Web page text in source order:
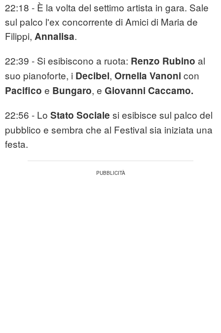
22:18 - È la volta del settimo artista in gara. Sale
sul palco l'ex concorrente di Amici di Maria de
Filippi, Annalisa.
22:39 - Si esibiscono a ruota: Renzo Rubino al
suo pianoforte, i Decibel, Ornella Vanoni con
Pacifico e Bungaro, e Giovanni Caccamo.
22:56 - Lo Stato Sociale si esibisce sul palco del
pubblico e sembra che al Festival sia iniziata una
festa.